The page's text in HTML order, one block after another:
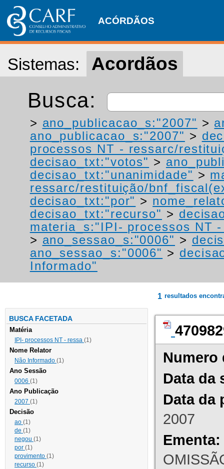
ACÓRDÃOS
Sistemas: Acordãos
Busca:
> ano_publicacao_s:"2007" >
ano_publicacao_s:"2007" >
processos NT - ressarc/
decisao_txt:"votos" >
decisao_txt:"unanimidade" >
ressarc/restituição/
decisao_txt:"por" >
decisao_txt:"recurso" >
materia_s:"IPI- processos NT
> ano_sessao_s:"0006" >
ano_sessao_s:"0006" >
Informado"
BUSCA FACETADA
Matéria
IPI- processos NT - ressa (1)
Nome Relator
Não Informado (1)
Ano Sessão
0006 (1)
Ano Publicação
2007 (1)
Decisão
ao (1)
de (1)
negou (1)
por (1)
provimento (1)
recurso (1)
1 resultados
Numero
Data da
Data da
2007
Ementa: